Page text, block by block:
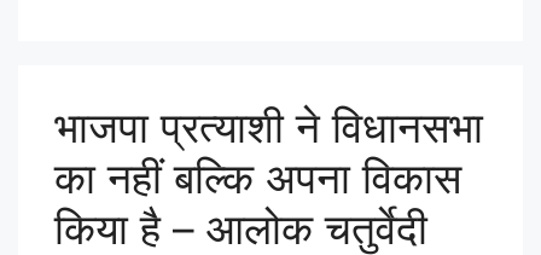
भाजपा प्रत्याशी ने विधानसभा
का नहीं बल्कि अपना विकास
किया है – आलोक चतुर्वेदी